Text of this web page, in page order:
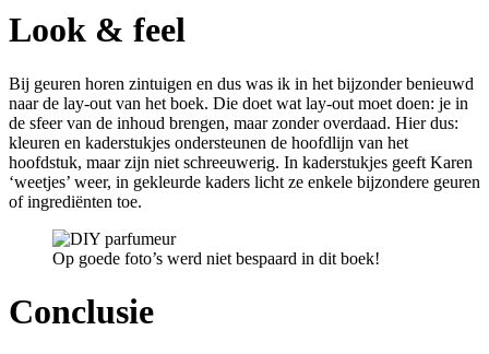
Look & feel
Bij geuren horen zintuigen en dus was ik in het bijzonder benieuwd
naar de lay-out van het boek. Die doet wat lay-out moet doen: je in
de sfeer van de inhoud brengen, maar zonder overdaad. Hier dus:
kleuren en kaderstukjes ondersteunen de hoofdlijn van het
hoofdstuk, maar zijn niet schreeuwerig. In kaderstukjes geeft Karen
‘weetjes’ weer, in gekleurde kaders licht ze enkele bijzondere geuren
of ingrediënten toe.
Op goede foto’s werd niet bespaard in dit boek!
Conclusie